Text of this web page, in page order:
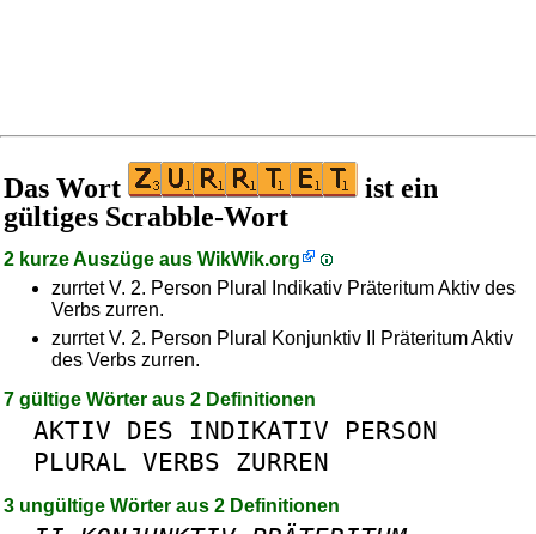
Das Wort
ist ein
gültiges Scrabble-Wort
2 kurze Auszüge aus WikWik.org
zurrtet V. 2. Person Plural Indikativ Präteritum Aktiv des
Verbs zurren.
zurrtet V. 2. Person Plural Konjunktiv II Präteritum Aktiv
des Verbs zurren.
7 gültige Wörter aus 2 Definitionen
AKTIV DES INDIKATIV
PERSON
PLURAL VERBS ZURREN
3 ungültige Wörter aus 2 Definitionen